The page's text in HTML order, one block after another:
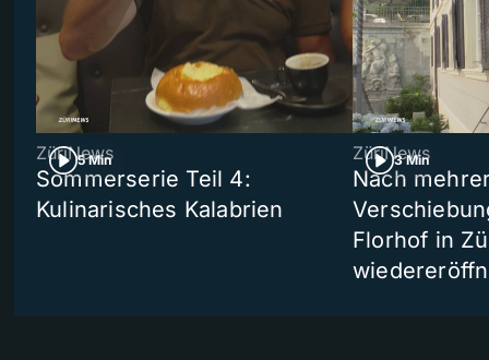
5 Min
ZüriNews
Sommerserie Teil 4:
Kulinarisches Kalabrien
3 Min
ZüriNews
Nach
Florhof in